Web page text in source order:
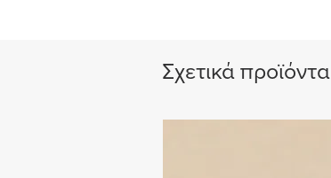
Σχετικά προϊόντα